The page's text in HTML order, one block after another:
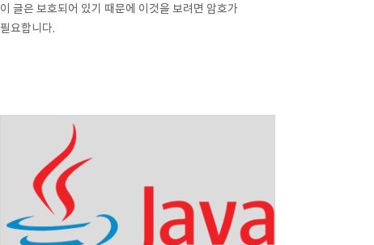
이 글은 보호되어 있기 때문에 이것을 보려면 암호가
필요합니다.